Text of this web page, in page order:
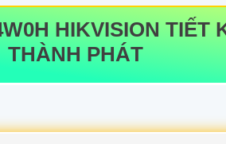
HIKVISION TIẾT
THÀNH PHÁT